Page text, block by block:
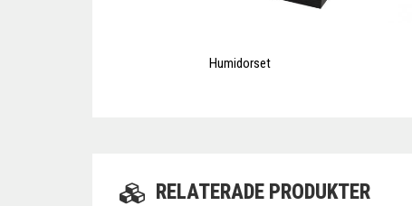
Humidorset
RELATERADE PRODUKTER